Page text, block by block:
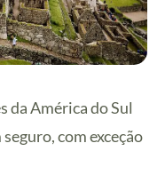
da América do Sul
com exceção